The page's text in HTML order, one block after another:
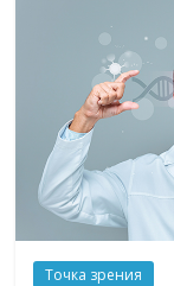
здоровья
Точка зрения